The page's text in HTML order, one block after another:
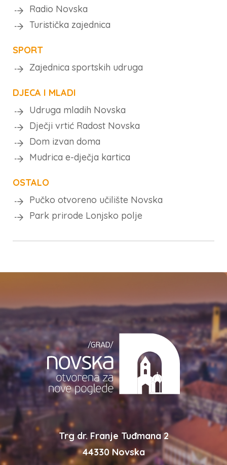
Radio Novska
Turistička zajednica
SPORT
Zajednica sportskih udruga
DJECA I MLADI
Udruga mladih Novska
Dječji vrtić Radost Novska
Dom izvan doma
Mudrica e-dječja kartica
OSTALO
Pučko otvoreno učilište Novska
Park prirode Lonjsko polje
Trg dr. Franje Tuđmana 2
44330 Novska